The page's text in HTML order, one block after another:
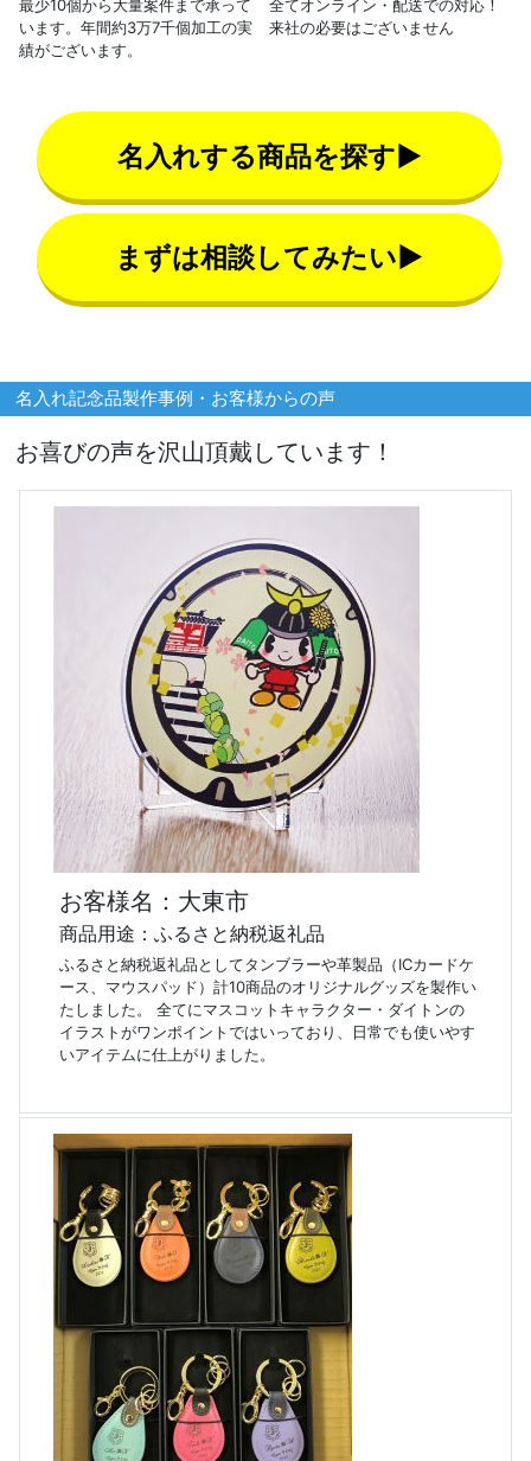
最少10個から大量案件まで承って
います。年間約3万7千個加工の実
績がございます。
全てオンライン・配送での対応！
来社の必要はございません
名入れする商品を探す▶
まずは相談してみたい▶
名入れ記念品製作事例・お客様からの声
お喜びの声を沢山頂戴しています！
お客様名：大東市
商品用途：ふるさと納税返礼品
ふるさと納税返礼品としてタンブラーや革製品（ICカードケ
ース、マウスパッド）計10商品のオリジナルグッズを製作い
たしました。 全てにマスコットキャラクター・ダイトンの
イラストがワンポイントではいっており、日常でも使いやす
いアイテムに仕上がりました。